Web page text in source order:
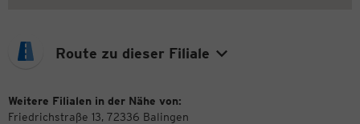
Route zu dieser Filiale
Weitere Filialen in der Nähe von:
Friedrichstraße 13, 72336 Balingen